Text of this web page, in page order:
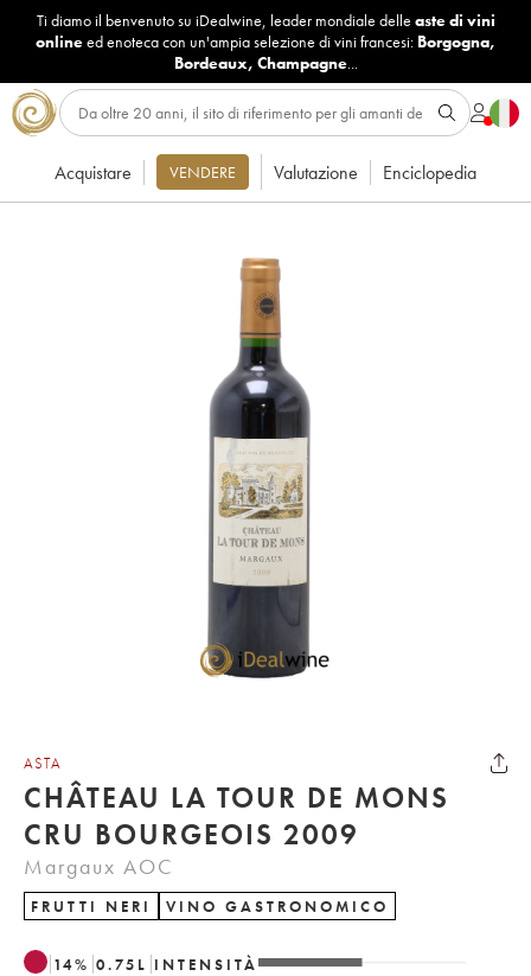
Ti diamo il benvenuto su iDealwine, leader mondiale delle aste di vini
onlineed enoteca con un'ampia selezione di vini francesi: Borgogna,
Bordeaux, Champagne...
Acquistare VENDERE Valutazione Enciclopedia
ASTA
CHÂTEAU LA TOUR DE MONS
CRU BOURGEOIS 2009
Margaux AOC
FRUTTI NERI VINO GASTRONOMICO
14% 0.75 L INTENSITÀ